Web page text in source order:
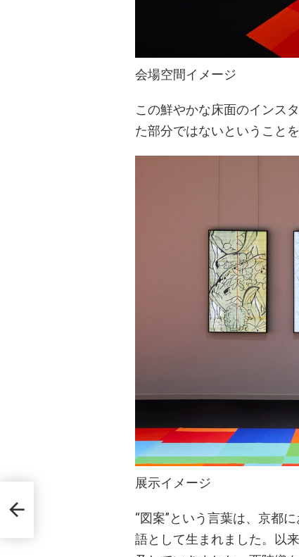
会場空間イメージ
この鮮やかな床面のインス
た部分ではないということ
展示イメージ
“図案”という言葉は、京都
語として生まれました。以